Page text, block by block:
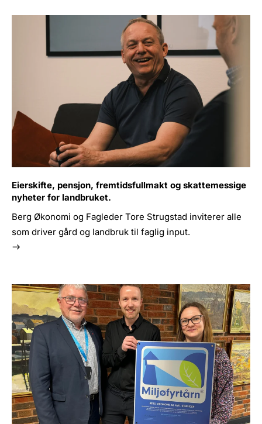
Eierskifte, pensjon, fremtidsfullmakt og skattemessige
nyheter for landbruket.
Berg Økonomi og Fagleder Tore Strugstad inviterer alle
som driver gård og landbruk til faglig input.